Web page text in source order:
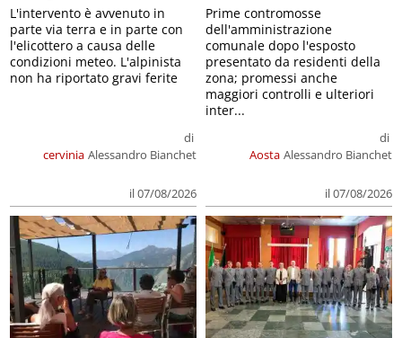
cervinia
di
Alessandro Bianchet
il 07/08/2026
L'intervento è avvenuto in
parte via terra e in parte con
l'elicottero a causa delle
condizioni meteo. L'alpinista
non ha riportato gravi ferite
Aosta
di
Alessandro Bianchet
il 07/08/2026
Prime contromosse
dell'amministrazione
comunale dopo l'esposto
presentato da residenti della
zona; promessi anche
maggiori controlli e ulteriori
inter...